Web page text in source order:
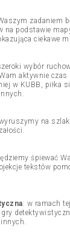
zadaniem
na podstawie
ciekawe
wybór
aktywnie czas
w KUBB, piłka
na
śpiewać
tekstów
: w ramach